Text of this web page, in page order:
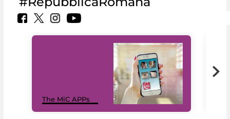
The MiC APPs